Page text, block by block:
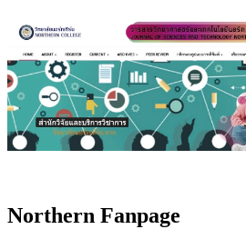
Northern Fanpage